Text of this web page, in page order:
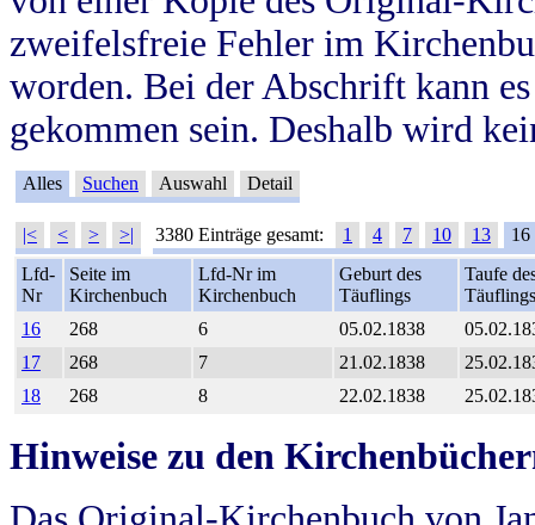
zweifelsfreie Fehler im
worden. Bei der Abschrift kann
gekommen sein. Deshalb wird
Alles Suchen Auswahl Detail
|< < > >| 3380 Einträge gesamt: 1 4 7 10 13
16
Lfd-
Nr
Seite im
Kirchenbuch
Lfd-Nr im
Kirchenbuch
Geburt des
Täuflings
Taufe
Täuflings
16
268 6 05.02.1838
17
268 7 21.02.1838
18
268 8 22.02.1838
Hinweise zu den